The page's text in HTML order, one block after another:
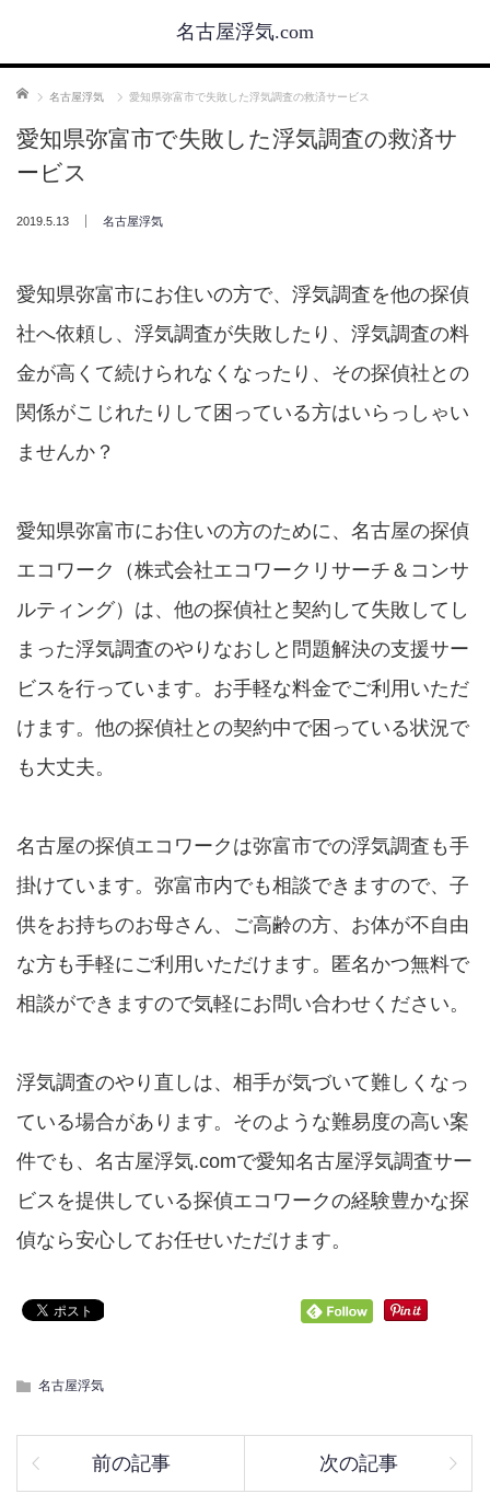
名古屋浮気.com
ホーム 名古屋浮気 愛知県弥富市で失敗した浮気調査の救済サービス
愛知県弥富市で失敗した浮気調査の救済サ
ービス
2019.5.13 名古屋浮気
愛知県弥富市にお住いの方で、浮気調査を他の探偵
社へ依頼し、浮気調査が失敗したり、浮気調査の料
金が高くて続けられなくなったり、その探偵社との
関係がこじれたりして困っている方はいらっしゃい
ませんか？
愛知県弥富市にお住いの方のために、名古屋の探偵
エコワーク（株式会社エコワークリサーチ＆コンサ
ルティング）は、他の探偵社と契約して失敗してし
まった浮気調査のやりなおしと問題解決の支援サー
ビスを行っています。お手軽な料金でご利用いただ
けます。他の探偵社との契約中で困っている状況で
も大丈夫。
名古屋の探偵エコワークは弥富市での浮気調査も手
掛けています。弥富市内でも相談できますので、子
供をお持ちのお母さん、ご高齢の方、お体が不自由
な方も手軽にご利用いただけます。匿名かつ無料で
相談ができますので気軽にお問い合わせください。
浮気調査のやり直しは、相手が気づいて難しくなっ
ている場合があります。そのような難易度の高い案
件でも、名古屋浮気.comで愛知名古屋浮気調査サー
ビスを提供している探偵エコワークの経験豊かな探
偵なら安心してお任せいただけます。
名古屋浮気
前の記事 次の記事